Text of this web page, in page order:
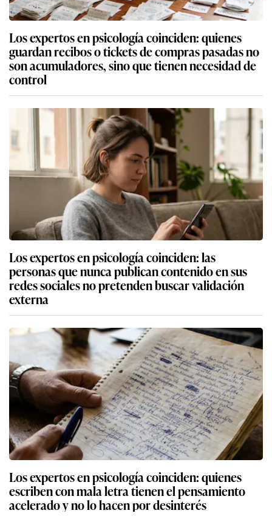
Los expertos en psicología coinciden: quienes
guardan recibos o tickets de compras pasadas no
son acumuladores, sino que tienen necesidad de
control
Los expertos en psicología coinciden: las
personas que nunca publican contenido en sus
redes sociales no pretenden buscar validación
externa
Los expertos en psicología coinciden: quienes
escriben con mala letra tienen el pensamiento
acelerado y no lo hacen por desinterés